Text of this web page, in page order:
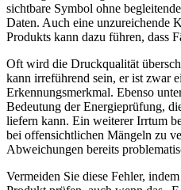
sichtbare Symbol ohne
Daten. Auch eine unzureichende
Produkts kann dazu führen, dass
Oft wird die Druckqualität
kann irreführend sein, er ist zwar
Erkennungsmerkmal. Ebenso
Bedeutung der Energieprüfung,
liefern kann. Ein weiterer Irrtum
bei offensichtlichen Mängeln zu
Abweichungen bereits
Vermeiden Sie diese Fehler,